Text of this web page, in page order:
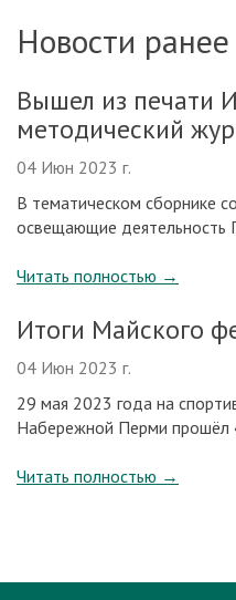
Новости ранее
Вышел из печати
методический
04 Июн 2023 г.
В тематическом сборнике
освещающие деятельность
Читать полностью →
Итоги Майского
04 Июн 2023 г.
29 мая 2023 года на
Набережной Перми прошёл
Читать полностью →